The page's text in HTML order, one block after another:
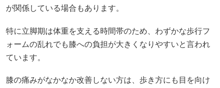
が関係している場合もあります。
特に立脚期は体重を支える時間帯のため、わずかな歩行フ
ォームの乱れでも膝への負担が大きくなりやすいと言われ
ています。
膝の痛みがなかなか改善しない方は、歩き方にも目を向け